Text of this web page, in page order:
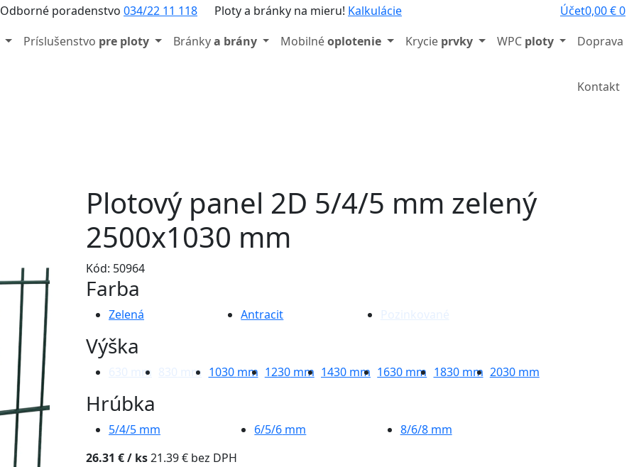
Odborné poradenstvo 034/22 11 118 Ploty a bránky na mieru! Kalkulácie Účet0,00€0
Príslušenstvo pre ploty Bránkya brány Mobilnéoplotenie Krycie prvky WPC ploty
Doprava
Kontakt
Plotový panel 2D 5/4/5 mm zelený
2500x1030 mm
Kód: 50964
Farba
Zelená Antracit Pozinkované
Výška
630 mm 830 mm 1030 mm 1230mm 1430 mm 1630 mm 1830mm 2030mm
Hrúbka
5/4/5 mm 6/5/6 mm 8/6/8mm
26.31 €/ ks21.39 € bez DPH